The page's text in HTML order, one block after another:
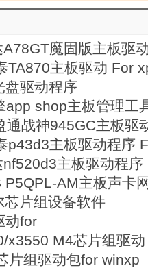
美加狮科技发展(深圳)有限公司
A78GT魔固版主板驱
TA870主板驱动 For
盘驱动程序
app shop主板管理工
通战神945GC主板驱
p43d3主板驱动程序
nf520d3主板驱动程序
P5QPL-AM主板声卡
芯片组设备软件
动for
WinXP/Win2003
x3550 M4芯片组驱动
片组驱动包for winxp